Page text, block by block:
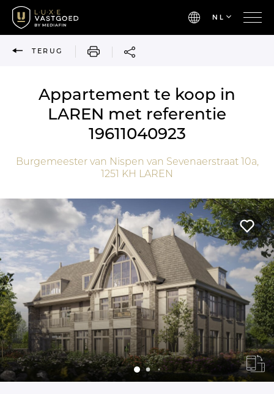
NL
TERUG AFDRUKKEN
Appartement te koop in
LAREN met referentie
19611040923
Burgemeester van Nispen van Sevenaerstraat 10a,
1251 KH LAREN